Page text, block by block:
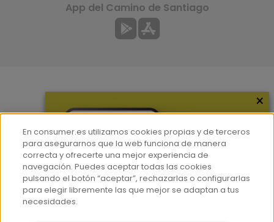
Hemeroteca
Contacto
Prensa
Corpus Lingüístico Consumer
App del Camino de Santiago
×
En consumer.es utilizamos cookies propias y de terceros
para asegurarnos que la web funciona de manera
correcta y ofrecerte una mejor experiencia de
navegación. Puedes aceptar todas las cookies
pulsando el botón “aceptar”, rechazarlas o configurarlas
para elegir libremente las que mejor se adaptan a tus
necesidades.